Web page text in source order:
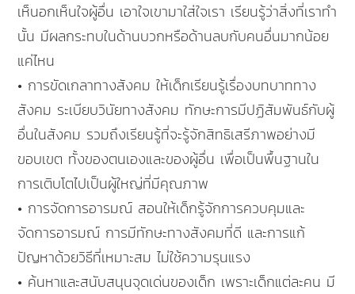
เห็นอกเห็นใจผู้อื่น เอาใจเขามาใส่ใจเรา เรียนรู้ว่าสิ่งที่เราทำ
นั้น มีผลกระทบในด้านบวกหรือด้านลบกับคนอื่นมากน้อย
แค่ไหน
• การขัดเกลาทางสังคม ให้เด็กเรียนรู้เรื่องบทบาททาง
สังคม ระเบียบวินัยทางสังคม ทักษะการมีปฏิสัมพันธ์กับผู้
อื่นในสังคม รวมถึงเรียนรู้ที่จะรู้จักสิทธิเสรีภาพอย่างมี
ขอบเขต ทั้งของตนเองและของผู้อื่น เพื่อเป็นพื้นฐานใน
การเติบโตไปเป็นผู้ใหญ่ที่มีคุณภาพ
• การจัดการอารมณ์ สอนให้เด็กรู้จักการควบคุมและ
จัดการอารมณ์ การมีทักษะทางสังคมที่ดี และการแก้
ปัญหาด้วยวิธีที่เหมาะสม ไม่ใช้ความรุนแรง
• ค้นหาและสนับสนุนจุดเด่นของเด็ก เพราะเด็กแต่ละคน มี